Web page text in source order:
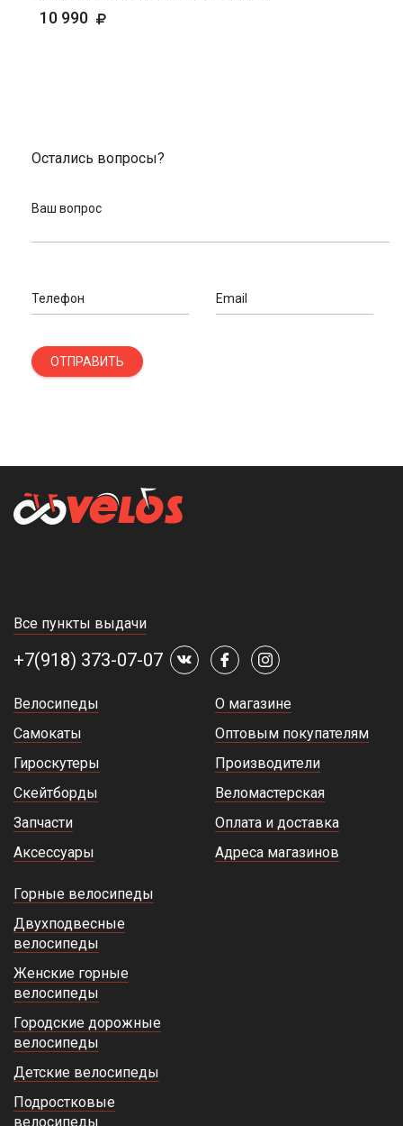
10 990
Остались вопросы?
Ваш вопрос
Телефон Email
ОТПРАВИТЬ
Все пункты выдачи
+7(918) 373-07-07
Велосипеды
Самокаты
Гироскутеры
Скейтборды
Запчасти
Аксессуары
О магазине
Оптовым покупателям
Производители
Веломастерская
Оплата и доставка
Адреса магазинов
Горные велосипеды
Двухподвесные
велосипеды
Женские горные
велосипеды
Городские дорожные
велосипеды
Детские велосипеды
Подростковые
велосипеды